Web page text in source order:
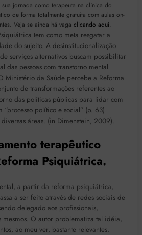
jornada como terapeuta na clínica do
de forma totalmente gratuita com aulas on-
Veja se ainda há vaga clicando aqui.
tem como meta resgatar a
do sujeito. A desinstitucionalização
serviços alternativos buscam possibilitar
das pessoas com transtorno mental
Ministério da Saúde percebe a Reforma
de transformações referentes ao
das políticas públicas para lidar com
“processo político e social” (p. 63)
áreas. (in Dimenstein, 2009).
terapêutico
Psiquiátrica.
a partir da reforma psiquiátrica,
a ser feito através de redes sociais de
delegado aos profissionais,
mesmos. O autor problematiza tal idéia,
ao meu ver, bastante relevantes.